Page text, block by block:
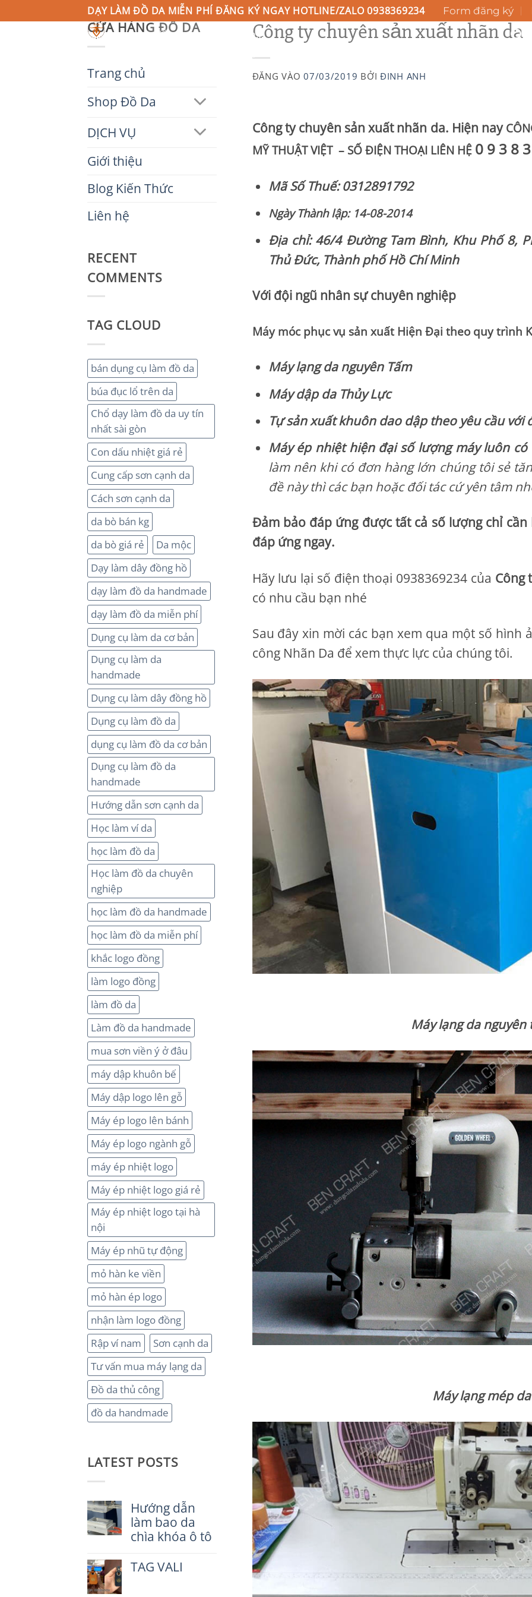
DẠY LÀM ĐỒ DA MIỄN PHÍ ĐĂNG KÝ NGAY HOTLINE/ZALO 0938369234 Form đăng ký
CỬA HÀNG ĐỒ DA
Trang chủ
Shop Đồ Da
DỊCH VỤ
Giới thiệu
Blog Kiến Thức
Liên hệ
RECENT
COMMENTS
TAG CLOUD
bán dụng cụ làm đồ da
búa đục lổ trên da
Chổ dạy làm đồ da uy tín
nhất sài gòn
Con dấu nhiệt giá rẻ
Cung cấp sơn cạnh da
Cách sơn cạnh da
da bò bán kg
da bò giá rẻ
Da mộc
Dạy làm dây đồng hồ
dạy làm đồ da handmade
dạy làm đồ da miễn phí
Dụng cụ làm da cơ bản
Dụng cụ làm da
handmade
Dụng cụ làm dây đồng hồ
Dụng cụ làm đồ da
dụng cụ làm đồ da cơ bản
Dụng cụ làm đồ da
handmade
Hướng dẫn sơn cạnh da
Học làm ví da
học làm đồ da
Học làm đồ da chuyên
nghiệp
học làm đồ da handmade
học làm đồ da miễn phí
khắc logo đồng
làm logo đồng
làm đồ da
Làm đồ da handmade
mua sơn viền ý ở đâu
máy dập khuôn bế
Máy dập logo lên gỗ
Máy ép logo lên bánh
Máy ép logo ngành gỗ
máy ép nhiệt logo
Máy ép nhiệt logo giá rẻ
Máy ép nhiệt logo tại hà
nội
Máy ép nhũ tự động
mỏ hàn ke viền
mỏ hàn ép logo
nhận làm logo đồng
Rập ví nam
Sơn cạnh da
Tư vấn mua máy lạng da
Đồ da thủ công
đồ da handmade
LATEST POSTS
Hướng dẫn
làm bao da
chìa khóa ô tô
có
bình
TAG VALI
Công ty chuyên sản xuất nhãn da
ĐĂNG VÀO07/03/2019 BỞI ĐINH ANH
Công ty chuyên sản xuất nhãn da. Hiện nay
MỸ THUẬT VIỆT – SỐ ĐIỆN THOẠI LIÊN HỆ 0 9 3 8
Mã Số Thuế: 0312891792
Ngày Thành lập: 14-08-2014
Địa chỉ: 46/4 Đường Tam Bình, Khu Phố 8,
Thủ Đức, Thành phố Hồ Chí Minh
Với đội ngũ nhân sự chuyên nghiệp
Máy móc phục vụ sản xuất Hiện Đại theo quy trình
Máy lạng da nguyên Tấm
Máy dập da Thủy Lực
Tự sản xuất khuôn dao dập theo yêu cầu với
Máy ép nhiệt hiện đại số lượng máy luôn
làm nên khi có đơn hàng lớn chúng tôi sẻ
đề này thì các bạn hoặc đối tác cứ yên tâm
Đảm bảo đáp ứng được tất cả số lượng chỉ
đáp ứng ngay.
Hãy lưu lại số điện thoại 0938369234 của Công
có nhu cầu bạn nhé
Sau đây xin mời các bạn xem qua một số hình
công Nhãn Da để xem thực lực của chúng tôi.
Máy lạng da nguyên
Máy lạng mép da